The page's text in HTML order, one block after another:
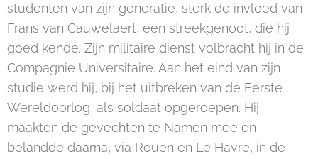
studenten van zijn generatie, sterk de invloed van
Frans van Cauwelaert, een streekgenoot, die hij
goed kende. Zijn militaire dienst volbracht hij in de
Compagnie Universitaire. Aan het eind van zijn
studie werd hij, bij het uitbreken van de Eerste
Wereldoorlog, als soldaat opgeroepen. Hij
maakten de gevechten te Namen mee en
belandde daarna, via Rouen en Le Havre, in de